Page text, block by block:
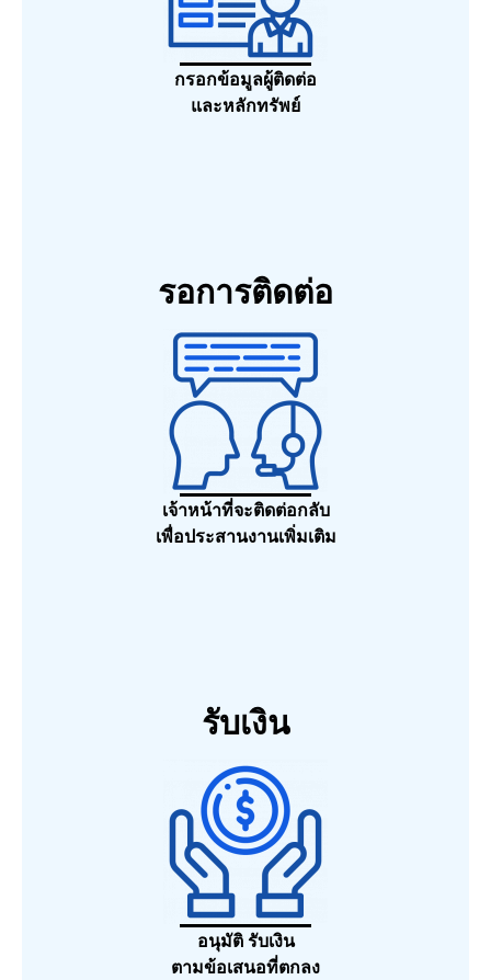
กรอกข้อมูลผู้ติดต่อ
และหลักทรัพย์
รอการติดต่อ
เจ้าหน้าที่จะติดต่อกลับ
เพื่อประสานงานเพิ่มเติม
รับเงิน
อนุมัติ รับเงิน
ตามข้อเสนอที่ตกลง